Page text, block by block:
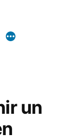
un